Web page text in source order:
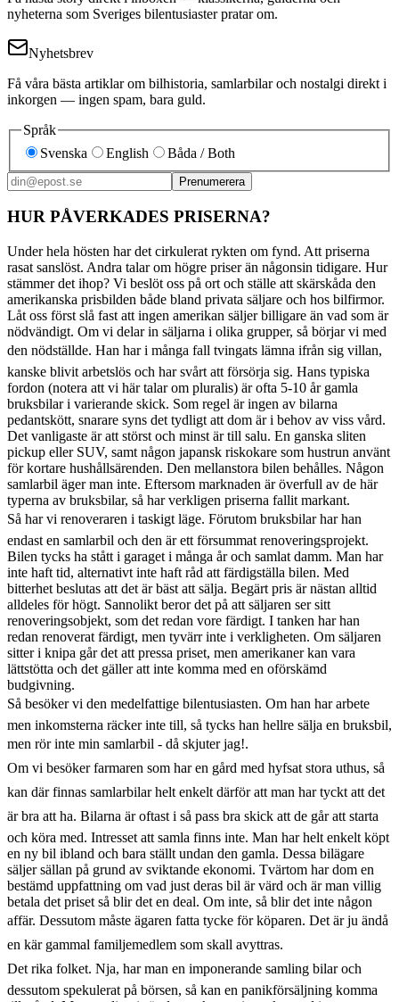
nyheterna som Sveriges bilentusiaster pratar om.
Nyhetsbrev
Få våra bästa artiklar om bilhistoria, samlarbilar och nostalgi direkt i
inkorgen — ingen spam, bara guld.
Språk
Svenska
English Båda / Both
Prenumerera
HUR PÅVERKADES PRISERNA?
Under hela hösten har det cirkulerat rykten om fynd. Att priserna
rasat sanslöst. Andra talar om högre priser än någonsin tidigare. Hur
stämmer det ihop? Vi beslöt oss på ort och ställe att skärskåda den
amerikanska prisbilden både bland privata säljare och hos bilfirmor.
Låt oss först slå fast att ingen amerikan säljer billigare än vad som är
nödvändigt. Om vi delar in säljarna i olika grupper, så börjar vi med
den nödställde. Han har i många fall tvingats lämna ifrån sig villan,
kanske blivit arbetslös och har svårt att försörja sig. Hans typiska
fordon (notera att vi här talar om pluralis) är ofta 5-10 år gamla
bruksbilar i varierande skick. Som regel är ingen av bilarna
pedantskött, snarare syns det tydligt att dom är i behov av viss vård.
Det vanligaste är att störst och minst är till salu. En ganska sliten
pickup eller SUV, samt någon japansk riskokare som hustrun använt
för kortare hushållsärenden. Den mellanstora bilen behålles. Någon
samlarbil äger man inte. Eftersom marknaden är överfull av de här
typerna av bruksbilar, så har verkligen priserna fallit markant.
Så har vi renoveraren i taskigt läge. Förutom bruksbilar har han
endast en samlarbil och den är ett försummat renoveringsprojekt.
Bilen tycks ha stått i garaget i många år och samlat damm. Man har
inte haft tid, alternativt inte haft råd att färdigställa bilen. Med
bitterhet beslutas att det är bäst att sälja. Begärt pris är nästan alltid
alldeles för högt. Sannolikt beror det på att säljaren ser sitt
renoveringsobjekt, som det redan vore färdigt. I tanken har han
redan renoverat färdigt, men tyvärr inte i verkligheten. Om säljaren
sitter i knipa går det att pressa priset, men amerikaner kan vara
lättstötta och det gäller att inte komma med en oförskämd
budgivning.
Så besöker vi den medelfattige bilentusiasten. Om han har arbete
men inkomsterna räcker inte till, så tycks han hellre sälja en bruksbil,
men rör inte min samlarbil - då skjuter jag!.
Om vi besöker farmaren som har en gård med hyfsat stora uthus, så
kan där finnas samlarbilar helt enkelt därför att man har tyckt att det
är bra att ha. Bilarna är oftast i så pass bra skick att de går att starta
och köra med. Intresset att samla finns inte. Man har helt enkelt köpt
en ny bil ibland och bara ställt undan den gamla. Dessa bilägare
säljer sällan på grund av sviktande ekonomi. Tvärtom har dom en
bestämd uppfattning om vad just deras bil är värd och är man villig
betala det priset så blir det en deal. Om inte, så blir det inte någon
affär. Dessutom måste ägaren fatta tycke för köparen. Det är ju ändå
en kär gammal familjemedlem som skall avyttras.
Det rika folket. Nja, har man en imponerande samling bilar och
dessutom spekulerat på börsen, så kan en panikförsäljning komma